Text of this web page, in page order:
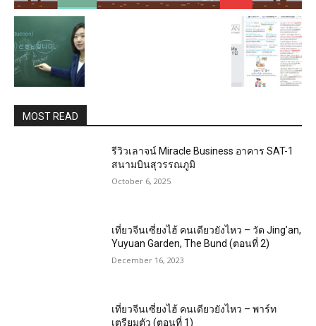
MOST READ
รีวิวเลาจน์ Miracle Business อาคาร SAT-1
สนามบินสุวรรณภูมิ
October 6, 2025
เที่ยวจีนเซี่ยงไฮ้ คนเดียวยังไหว – วัด Jing’an,
Yuyuan Garden, The Bund (ตอนที่ 2)
December 16, 2023
เที่ยวจีนเซี่ยงไฮ้ คนเดียวยังไหว – พาร์ท
เตรียมตัว (ตอนที่ 1)